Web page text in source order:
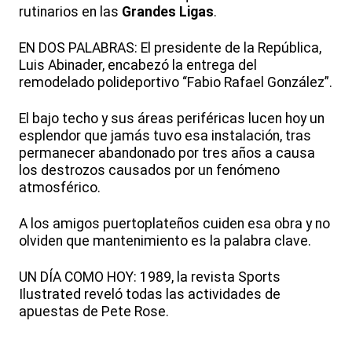
rutinarios en las Grandes Ligas.
EN DOS PALABRAS: El presidente de la República,
Luis Abinader, encabezó la entrega del
remodelado polideportivo “Fabio Rafael González”.
El bajo techo y sus áreas periféricas lucen hoy un
esplendor que jamás tuvo esa instalación, tras
permanecer abandonado por tres años a causa
los destrozos causados por un fenómeno
atmosférico.
A los amigos puertoplateños cuiden esa obra y no
olviden que mantenimiento es la palabra clave.
UN DÍA COMO HOY: 1989, la revista Sports
Ilustrated reveló todas las actividades de
apuestas de Pete Rose.